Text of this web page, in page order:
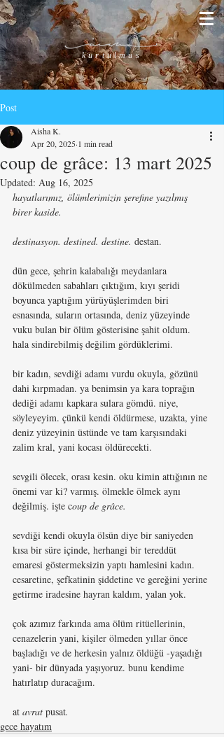
kurtulmus
Post
coup de grâce: 13 mart 2025
Aisha K.
Apr 20, 2025 1 min read
Updated: Aug 16, 2025
hayatlarımız, ölümlerimizin şerefine yazılmış
birer kaside.
destinasyon. destined. destine. destan.
dün gece, şehrin kalabalığı meydanlara
dökülmeden sabahları çıktığım, kıyı şeridi
boyunca yaptığım yürüyüşlerimden biri
esnasında, suların ortasında, deniz yüzeyinde
vuku bulan bir ölüm gösterisine şahit oldum.
hala sindirebilmiş değilim gördüklerimi.
bir kadın, sevdiği adamı vurdu okuyla, gözünü
dahi kırpmadan. ya benimsin ya kara toprağın
dediği adamı kapkara sulara gömdü. niye,
söyleyeyim. çünkü kendi öldürmese, uzakta, yine
deniz yüzeyinin üstünde ve tam karşısındaki
zalim kral, yani kocası öldürecekti.
sevgili ölecek, orası kesin. oku kimin attığının ne
önemi var ki? varmış. ölmekle ölmek aynı
değilmiş. işte coup de grâce.
sevdiği kendi okuyla ölsün diye bir saniyeden
kısa bir süre içinde, herhangi bir tereddüt
emaresi göstermeksizin yaptı hamlesini kadın.
cesaretine, şefkatinin şiddetine ve gereğini yerine
getirme iradesine hayran kaldım, yalan yok.
çok azımız farkında ama ölüm ritüellerinin,
cenazelerin yani, kişiler ölmeden yıllar önce
başladığı ve de herkesin yalnız öldüğü -yaşadığı
yani- bir dünyada yaşıyoruz. bunu kendime
hatırlatıp duracağım.
at avrat pusat.
gece hayatım